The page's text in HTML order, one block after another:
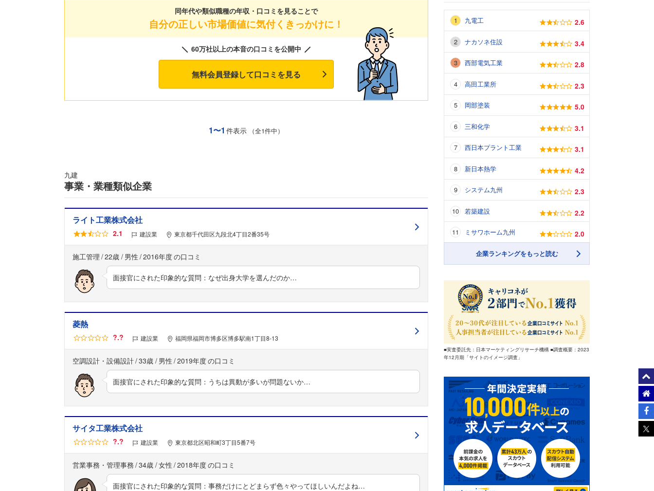
フォローしました
同年代や類似職種の年収・口コミを見ることで
自分の正しい市場価値に気付くきっかけに！
60万社以上の本音の口コミを公開中
無料会員登録して口コミを見る
1〜1 件表示 （全1件中）
九建
事業・業種類似企業
ライト工業株式会社
2.1 建設業 東京都千代田区九段北4丁目2番35号
施工管理 22歳 男性 2016年度
面接官にされた印象的な質問：なぜ出身大学を選んだのか…
菱熱
?.? 建設業 福岡県福岡市博多区博多駅南1丁目8-13
空調設計・設備設計 33歳 男性 2019年度
面接官にされた印象的な質問：うちは異動が多いが問題ないか…
サイタ工業株式会社
?.? 建設業 東京都北区昭和町3丁目5番7号
営業事務・管理事務 34歳 女性 2018年度
面接官にされた印象的な質問：事務だけにとどまらず色々やってほしいんだよね…
九電工 2.6
ナカソネ住設 3.4
西部電気工業 2.8
高田工業所 2.3
岡部塗装 5.0
三和化学 3.1
西日本プラント工業 3.1
新日本熱学 4.2
システム九州 2.3
若築建設 2.2
ミサワホーム九州 2.0
企業ランキングをもっと読む
■実査委託先：日本マーケティングリサーチ機構 ■調査概要：2023
年12月期「サイトのイメージ調査」